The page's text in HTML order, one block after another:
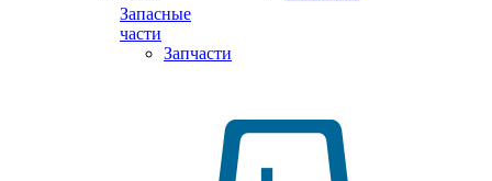
Запасные
части
Запчасти